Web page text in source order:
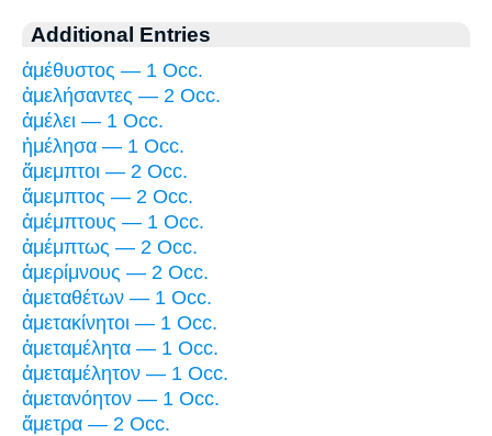
Additional Entries
ἀμέθυστος — 1 Occ.
ἀμελήσαντες — 2 Occ.
ἀμέλει — 1 Occ.
ἠμέλησα — 1 Occ.
ἄμεμπτοι — 2 Occ.
ἄμεμπτος — 2 Occ.
ἀμέμπτους — 1 Occ.
ἀμέμπτως — 2 Occ.
ἀμερίμνους — 2 Occ.
ἀμεταθέτων — 1 Occ.
ἀμετακίνητοι — 1 Occ.
ἀμεταμέλητα — 1 Occ.
ἀμεταμέλητον — 1 Occ.
ἀμετανόητον — 1 Occ.
ἄμετρα — 2 Occ.